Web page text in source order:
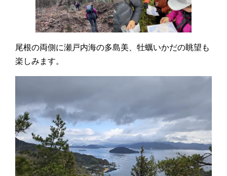
尾根の両側に瀬戸内海の多島美、牡蠣いかだの眺望も
楽しみます。